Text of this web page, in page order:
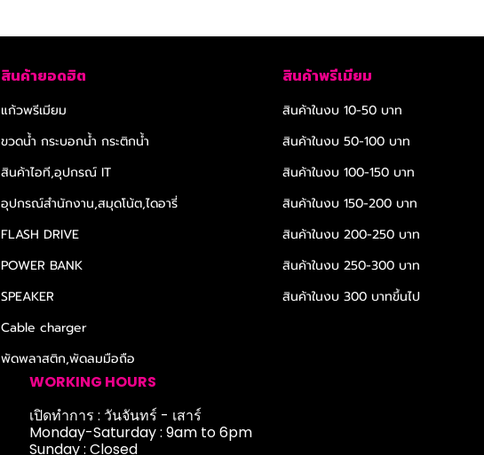
สินค้ายอดฮิต
แก้วพรีเมียม
ขวดน้ำ กระบอกน้ำ กระติกน้ำ
สินค้าไอที,อุปกรณ์ IT
อุปกรณ์สำนักงาน,สมุดโน้ต,ไดอารี่
FLASH DRIVE
POWER BANK
SPEAKER
Cable charger
พัดพลาสติก,พัดลมมือถือ
สินค้าพรีเมียม
สินค้าในงบ 10-50 บาท
สินค้าในงบ 50-100 บาท
สินค้าในงบ 100-150 บาท
สินค้าในงบ 150-200 บาท
สินค้าในงบ 200-250 บาท
สินค้าในงบ 250-300 บาท
สินค้าในงบ 300 บาทขึ้นไป
WORKING HOURS
เปิดทำการ : วันจันทร์ - เสาร์
Monday-Saturday : 9am to 6pm
Sunday : Closed